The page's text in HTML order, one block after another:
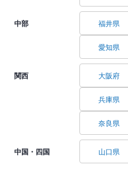
中部 福井県
愛知県
関西 大阪府
兵庫県
奈良県
中国・四国 山口県